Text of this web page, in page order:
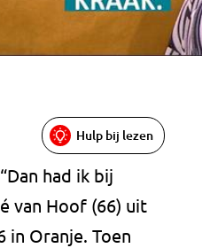
Hulp bij lezen
had ik bij
van Hoof (66) uit
in Oranje. Toen